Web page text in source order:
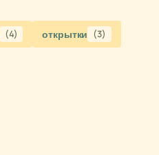
(4) открытки (3)